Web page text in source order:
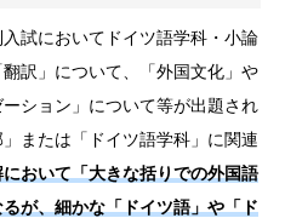
試においてドイツ語学科・小論
訳」について、「外国文化」や
ーション」について等が出題され
または「ドイツ語学科」に関連
おいて「大きな括りでの外国語
が、細かな「ドイツ語」や「ド